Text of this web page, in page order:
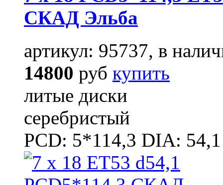
СКАД Эльба
артикул: 95737, в
14800 руб купить
литые диски
серебристый
PCD: 5*114,3 DIA: 54,1